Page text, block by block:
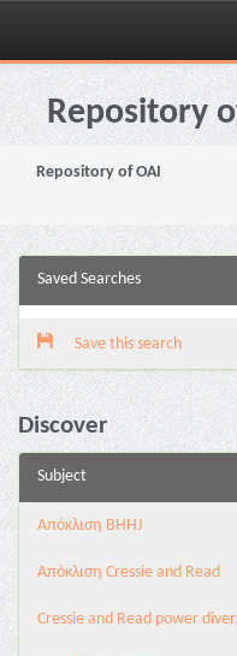
Skip
navigationRepository
Repository of OAI
Saved Searches
Save this search
Discover
Subject
Aπόκλιση BHHJ
Aπόκλιση Cressie and Read
Cressie and Read power